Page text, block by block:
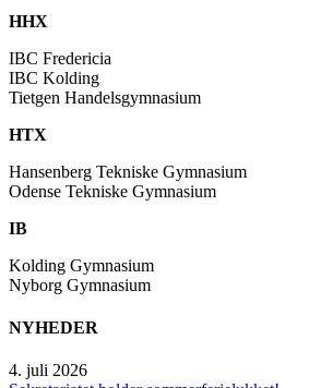
HHX
IBC Fredericia
IBC Kolding
Tietgen Handelsgymnasium
HTX
Hansenberg Tekniske Gymnasium
Odense Tekniske Gymnasium
IB
Kolding Gymnasium
Nyborg Gymnasium
NYHEDER
4. juli 2026